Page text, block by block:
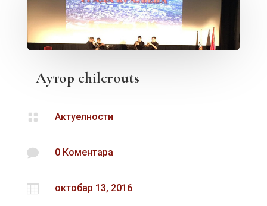
Аутор chilerouts
 Актуелности
 0 Коментара
 октобар 13, 2016